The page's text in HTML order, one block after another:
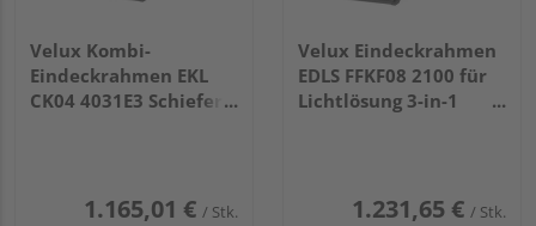
Velux Kombi-
Eindeckrahmen EKL
CK04 4031E3 Schiefer
1.165,01 € / Stk.
Velux Eindeckrahmen
EDLS FFKF08 2100 für
Lichtlösung 3-in-1
1.231,65 € / Stk.